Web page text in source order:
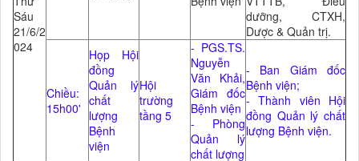
Sáu
21/6/2
024
dưỡng, CTXH,
Dược & Quản trị.
Chiều:
15h00'
Họp Hội
đồng
Quản lý
chất
lượng
Bệnh
viện
Hội
trường
tầng 5
- PGS.TS.
Nguyễn
Văn Khải,
Giám đốc
Bệnh viện
- Phòng
Quản lý
chất lượng
- Ban Giám đốc
Bệnh viện;
- Thành viên Hội
đồng Quản lý chất
lượng Bệnh viện.